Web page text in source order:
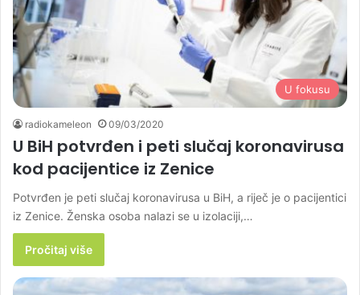
U fokusu
radiokameleon 09/03/2020
U BiH potvrđen i peti slučaj koronavirusa
kod pacijentice iz Zenice
Potvrđen je peti slučaj koronavirusa u BiH, a riječ je o pacijentici
iz Zenice. Ženska osoba nalazi se u izolaciji,…
Pročitaj više